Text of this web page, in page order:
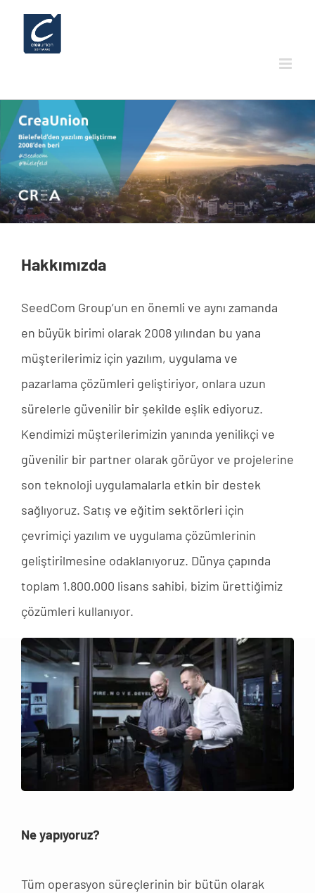
Hakkımızda
SeedCom Group’un en önemli ve aynı zamanda
en büyük birimi olarak 2008 yılından bu yana
müşterilerimiz için yazılım, uygulama ve
pazarlama çözümleri geliştiriyor, onlara uzun
sürelerle güvenilir bir şekilde eşlik ediyoruz.
Kendimizi müşterilerimizin yanında yenilikçi ve
güvenilir bir partner olarak görüyor ve projelerine
son teknoloji uygulamalarla etkin bir destek
sağlıyoruz. Satış ve eğitim sektörleri için
çevrimiçi yazılım ve uygulama çözümlerinin
geliştirilmesine odaklanıyoruz. Dünya çapında
toplam 1.800.000 lisans sahibi, bizim ürettiğimiz
çözümleri kullanıyor.
Ne yapıyoruz?
Tüm operasyon süreçlerinin bir bütün olarak